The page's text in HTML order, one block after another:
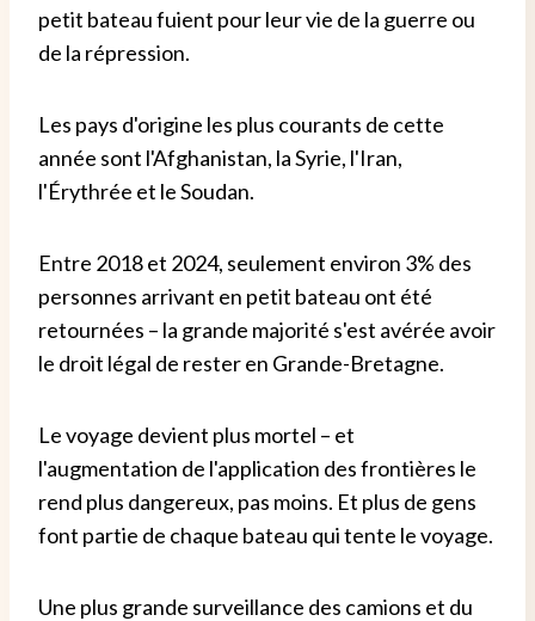
petit bateau fuient pour leur vie de la guerre ou
de la répression.
Les pays d'origine les plus courants de cette
année sont l'Afghanistan, la Syrie, l'Iran,
l'Érythrée et le Soudan.
Entre 2018 et 2024, seulement environ 3% des
personnes arrivant en petit bateau ont été
retournées – la grande majorité s'est avérée avoir
le droit légal de rester en Grande-Bretagne.
Le voyage devient plus mortel – et
l'augmentation de l'application des frontières le
rend plus dangereux, pas moins. Et plus de gens
font partie de chaque bateau qui tente le voyage.
Une plus grande surveillance des camions et du